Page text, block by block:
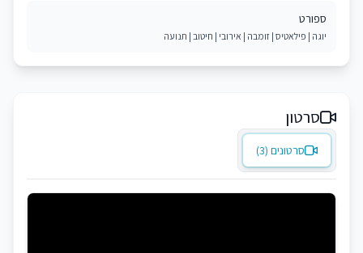
ספורט
יוגה | פילאטיס | זומבה | אירובי | חיטוב | תנועה
סרטון
סרטונים (3)